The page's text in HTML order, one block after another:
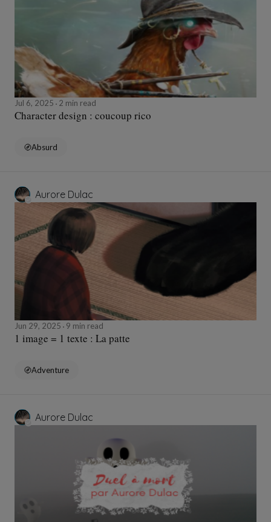
Jul 6, 2025 2 min read
Character design : coucoup rico
Absurd
Aurore Dulac
Jun 29, 2025 9 min read
1 image = 1 texte : La patte
Adventure
Aurore Dulac